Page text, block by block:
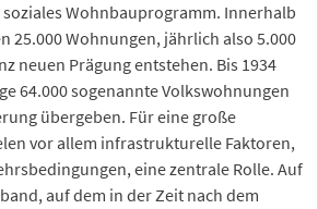
soziales Wohnbauprogramm. Innerhalb
25.000 Wohnungen, jährlich also 5.000
neuen Prägung entstehen. Bis 1934
64.000 sogenannte Volkswohnungen
übergeben. Für eine große
vor allem infrastrukturelle Faktoren,
eine zentrale Rolle. Auf
auf dem in der Zeit nach dem